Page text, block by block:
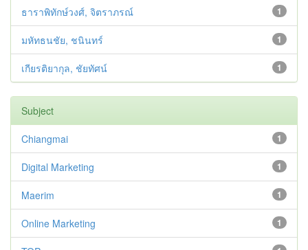
1
ธาราพิทักษ์วงศ์, จิตราภรณ์
1
มหัทธนชัย, ชนินทร์
1
เกียรติยากุล, ชัยทัศน์
Subject
1
Chiangmai
1
Digital Marketing
1
Maerim
1
Online Marketing